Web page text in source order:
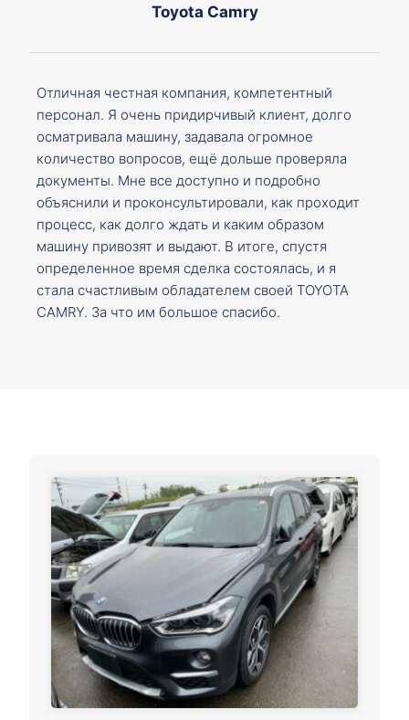
Toyota Camry
Отличная честная компания, компетентный
персонал. Я очень придирчивый клиент, долго
осматривала машину, задавала огромное
количество вопросов, ещё дольше проверяла
документы. Мне все доступно и подробно
объяснили и проконсультировали, как проходит
процесс, как долго ждать и каким образом
машину привозят и выдают. В итоге, спустя
определенное время сделка состоялась, и я
стала счастливым обладателем своей TOYOTA
CAMRY. За что им большое спасибо.